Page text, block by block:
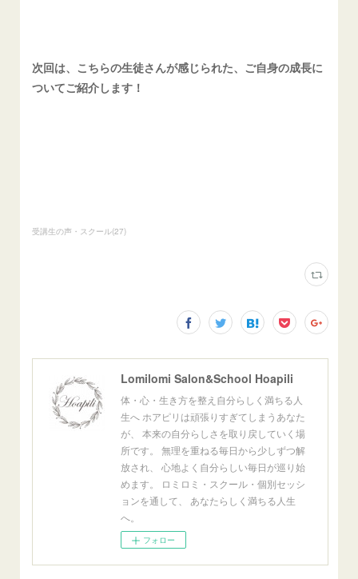
次回は、こちらの生徒さんが感じられた、ご自身の成長に
ついてご紹介します！
受講生の声・スクール(27)
Lomilomi Salon&School Hoapili
体・心・生き方を整え自分らしく満ちる人
生へ ホアピリは頑張りすぎてしまうあなた
が、 本来の自分らしさを取り戻していく場
所です。 無理を重ねる毎日から少しずつ解
放され、 心地よく自分らしい毎日が巡り始
めます。 ロミロミ・スクール・個別セッシ
ョンを通して、 あなたらしく満ちる人生
へ。
フォロー